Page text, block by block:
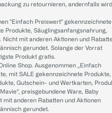
zu retournieren, andernfalls wird
"Einfach Preiswert" gekennzeichnete
Produkte, Säuglingsanfangsnahrung,
mit anderen Aktionen und
gerundet. Solange der Vorrat
Produkt gratis.
Shop. Ausgenommen „Einfach
mit SALE gekennzeichnete Produkte,
Gutschein- und Wertkarten,
preisgebundene Ware, Baby
anderen Rabatten und Aktionen
gerundet.